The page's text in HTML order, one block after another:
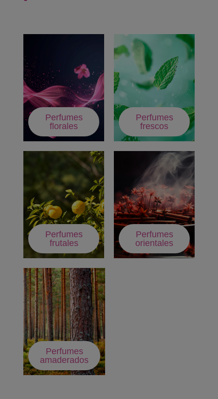
Perfumes
florales
Perfumes
frescos
Perfumes
frutales
Perfumes
orientales
Perfumes
amaderados